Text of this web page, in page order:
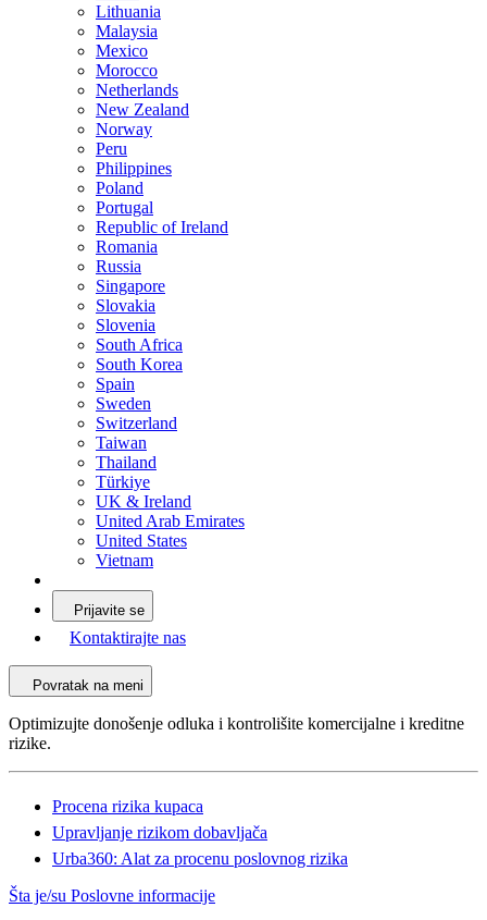
Lithuania
Malaysia
Mexico
Morocco
Netherlands
New Zealand
Norway
Peru
Philippines
Poland
Portugal
Republic of Ireland
Romania
Russia
Singapore
Slovakia
Slovenia
South Africa
South Korea
Spain
Sweden
Switzerland
Taiwan
Thailand
Türkiye
UK & Ireland
United Arab Emirates
United States
Vietnam
Prijavite se
Kontaktirajte nas
Povratak na meni
Optimizujte donošenje odluka i kontrolišite komercijalne i kreditne
rizike.
Procena rizika kupaca
Upravljanje rizikom dobavljača
Urba360: Alat za procenu poslovnog rizika
Šta je/su Poslovne informacije